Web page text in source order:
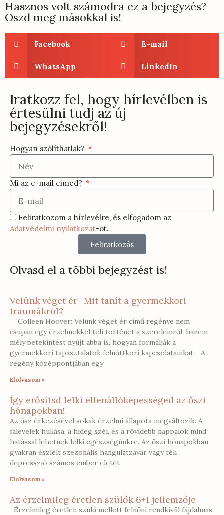
Hasznos volt számodra ez a bejegyzés?
Oszd meg másokkal is!
Facebook E-mail
WhatsApp LinkedIn
Iratkozz fel, hogy hírlevélben is
értesülni tudj az új
bejegyzésekről!
Hogyan szólíthatlak?
Mi az e-mail címed?
Feliratkozom a hírlevélre, és elfogadom az
Adatvédelmi nyilatkozat-ot.
Feliratkozás
Olvasd el a többi bejegyzést is!
Velünk véget ér- Mit tanít a gyermekkori
traumákról?
Colleen Hoover: Velünk véget ér című regénye nem
csupán egy érzelmekkel teli történet a szerelemről, hanem
mély betekintést nyújt abba is, hogyan formálják a
gyermekkori tapasztalatok felnőttkori kapcsolatainkat. A
regény középpontjában egy
Elolvasom »
Így erősítsd lelki ellenállóképességed az őszi
hónapokban!
Az ősz érkezésével sokak érzelmi állapota megváltozik. A
falevelek hullása, a hideg szél, és a rövidebb nappalok mind
hatással lehetnek lelki egészségünkre. Az őszi hónapokban
gyakran észlelt szezonális hangulatzavar vagy téli
depresszió számos ember életét
Elolvasom »
Az érzelmileg éretlen szülők 6+1 jellemzője
Érzelmileg éretlen szülő mellett felnőni rendkívül fájdalmas.